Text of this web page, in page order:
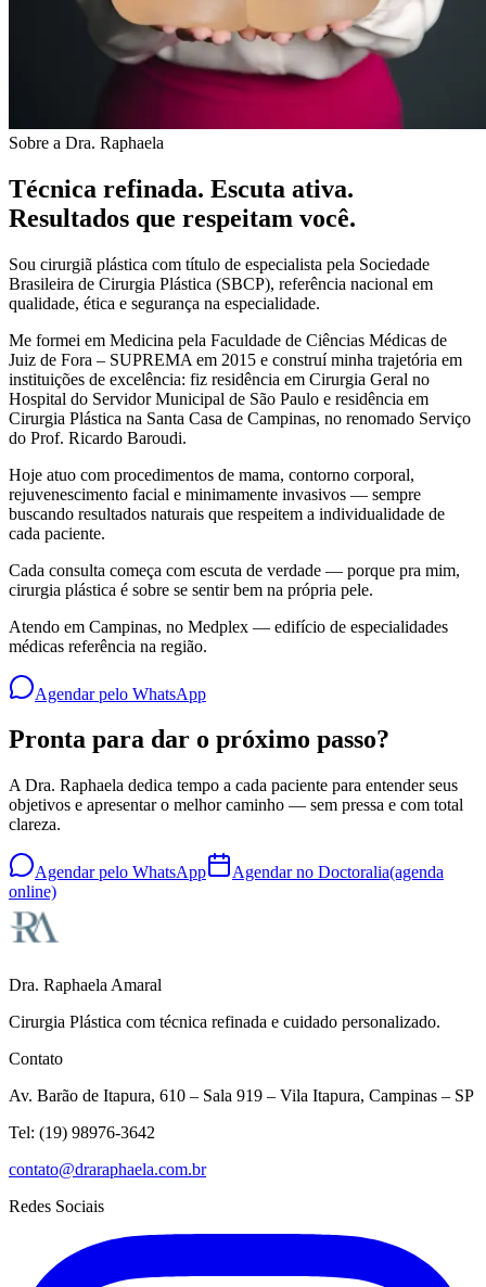
Sobre a Dra. Raphaela
Técnica refinada. Escuta ativa.
Resultados que respeitam você.
Sou cirurgiã plástica com título de especialista pela Sociedade
Brasileira de Cirurgia Plástica (SBCP), referência nacional em
qualidade, ética e segurança na especialidade.
Me formei em Medicina pela Faculdade de Ciências Médicas de
Juiz de Fora – SUPREMA em 2015 e construí minha trajetória em
instituições de excelência: fiz residência em Cirurgia Geral no
Hospital do Servidor Municipal de São Paulo e residência em
Cirurgia Plástica na Santa Casa de Campinas, no renomado Serviço
do Prof. Ricardo Baroudi.
Hoje atuo com procedimentos de mama, contorno corporal,
rejuvenescimento facial e minimamente invasivos — sempre
buscando resultados naturais que respeitem a individualidade de
cada paciente.
Cada consulta começa com escuta de verdade — porque pra mim,
cirurgia plástica é sobre se sentir bem na própria pele.
Atendo em Campinas, no Medplex — edifício de especialidades
médicas referência na região.
Agendar pelo WhatsApp
Pronta para dar o próximo passo?
A Dra. Raphaela dedica tempo a cada paciente para entender seus
objetivos e apresentar o melhor caminho — sem pressa e com total
clareza.
Agendar pelo WhatsApp Agendar no Doctoralia(agenda
online)
Dra. Raphaela Amaral
Cirurgia Plástica com técnica refinada e cuidado personalizado.
Contato
Av. Barão de Itapura, 610 – Sala 919 – Vila Itapura, Campinas – SP
Tel: (19) 98976-3642
contato@draraphaela.com.br
Redes Sociais